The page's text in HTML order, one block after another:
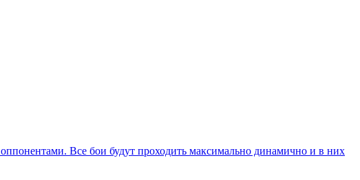
Все бои будут проходить максимально динамично и в них